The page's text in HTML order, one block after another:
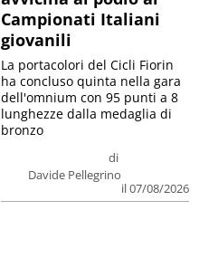
Campionati Italiani
giovanili
di
Davide Pellegrino
il 07/08/2026
La portacolori del Cicli Fiorin
ha concluso quinta nella gara
dell'omnium con 95 punti a 8
lunghezze dalla medaglia di
bronzo